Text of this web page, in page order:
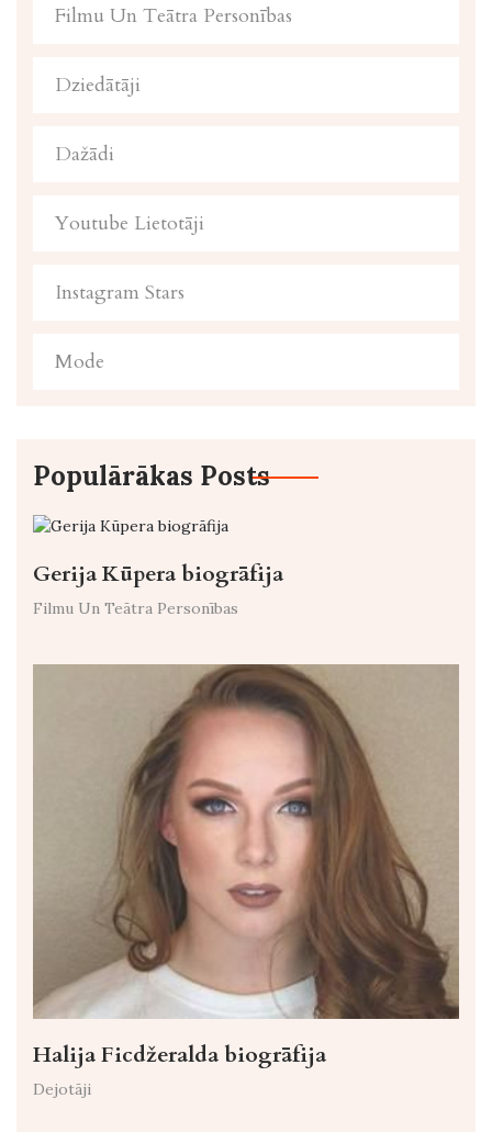
Filmu Un Teātra Personības
Dziedātāji
Dažādi
Youtube Lietotāji
Instagram Stars
Mode
Populārākas Posts
Gerija Kūpera biogrāfija
Filmu Un Teātra Personības
Halija Ficdžeralda biogrāfija
Dejotāji